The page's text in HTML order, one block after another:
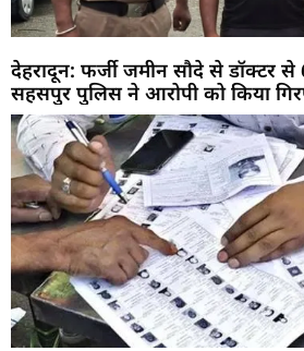
देहरादून: फर्जी जमीन सौदे से डॉक्टर
सहसपुर पुलिस ने आरोपी को किया